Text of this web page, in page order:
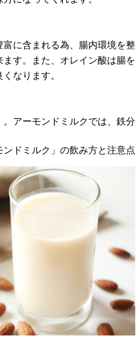
に含まれる為、腸内環境を整
す。また、オレイン酸は腸を
なります。
アーモンドミルクでは、鉄分
ドミルク」の飲み方と注意点